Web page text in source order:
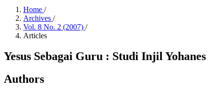
Home /
Archives /
Vol. 8 No. 2 (2007) /
Articles
Yesus Sebagai Guru : Studi Injil Yohanes
Authors